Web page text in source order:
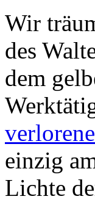
Wir
des
dem
einzig
Lichte